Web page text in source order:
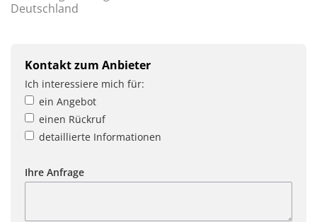
Deutschland
Kontakt zum Anbieter
Ich interessiere mich für:
ein Angebot
einen Rückruf
detaillierte Informationen
Ihre Anfrage